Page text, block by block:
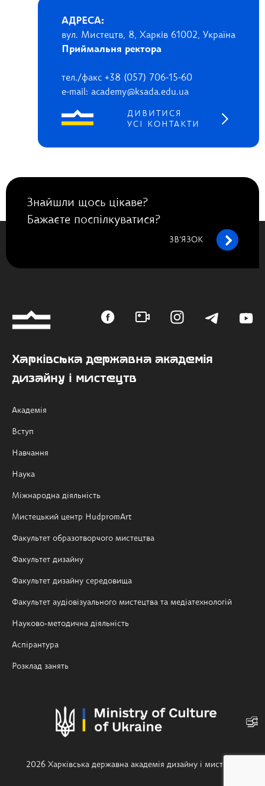
АДРЕСА:
вул. Мистецтв, 8, Харків 61002, Україна
Приймальня ректора
тел./факс +38 (057) 706-15-60
e-mail: academy@ksada.edu.ua
ДИВИТИСЯ
УСІ КОНТАКТИ
Знайшли щось цікаве?
Бажаєте поспілкуватися?
ЗВ’ЯЗОК
Харківська державна академія
дизайну і мистецтв
Академія
Вступ
Навчання
Наука
Міжнародна діяльність
Мистецький центр HudpromArt
Факультет образотворчого мистецтва
Факультет дизайну
Факультет дизайну середовища
Факультет аудіовізуального мистецтва та медіатехнологій
Науково-методична діяльність
Аспірантура
Розклад занять
2026 Харківська державна академія дизайну і мистецтв